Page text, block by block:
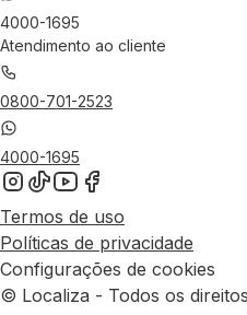
4000-1695
Atendimento ao cliente
0800-701-2523
4000-1695
Termos de uso
Políticas de privacidade
Configurações de cookies
© Localiza - Todos os